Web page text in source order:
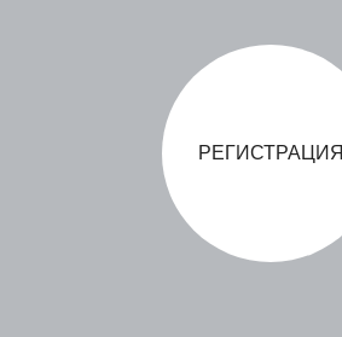
РЕГИСТРАЦИЯ